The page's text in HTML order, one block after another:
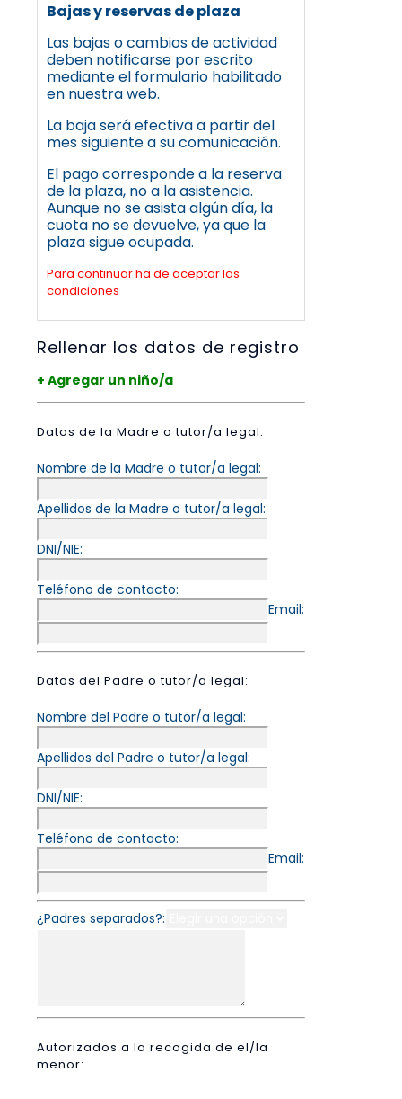
Bajas y reservas de plaza
Las bajas o cambios de actividad
deben notificarse por escrito
mediante el formulario habilitado
en nuestra web.
La baja será efectiva a partir del
mes siguiente a su comunicación.
El pago corresponde a la reserva
de la plaza, no a la asistencia.
Aunque no se asista algún día, la
cuota no se devuelve, ya que la
plaza sigue ocupada.
Para continuar ha de aceptar las
condiciones
Rellenar los datos de registro
+ Agregar un niño/a
Datos de la Madre o tutor/a legal:
Nombre de la Madre o tutor/a legal:
Apellidos de la Madre o tutor/a legal:
DNI/NIE:
Teléfono de contacto:
Email:
Datos del Padre o tutor/a legal:
Nombre del Padre o tutor/a legal:
Apellidos del Padre o tutor/a legal:
DNI/NIE:
Teléfono de contacto:
Email:
¿Padres separados?:
Autorizados a la recogida de el/la
menor: